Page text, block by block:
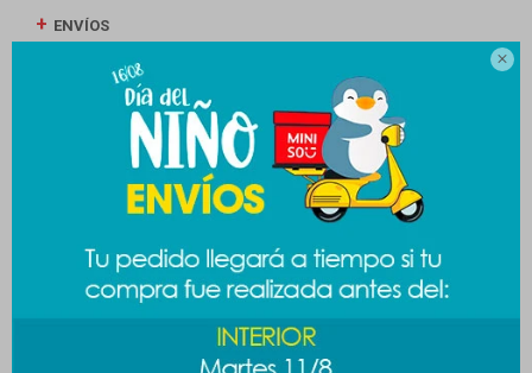

ENVÍOS
CAMBIOS Y DEVOLUCIONES
MEDIOS DE PAGO
Productos que te pueden interesar